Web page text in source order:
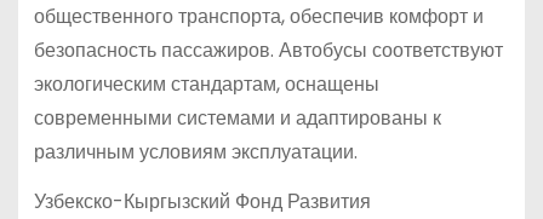
общественного транспорта, обеспечив комфорт и
безопасность пассажиров. Автобусы соответствуют
экологическим стандартам, оснащены
современными системами и адаптированы к
различным условиям эксплуатации.
Узбекско-Кыргызский Фонд Развития